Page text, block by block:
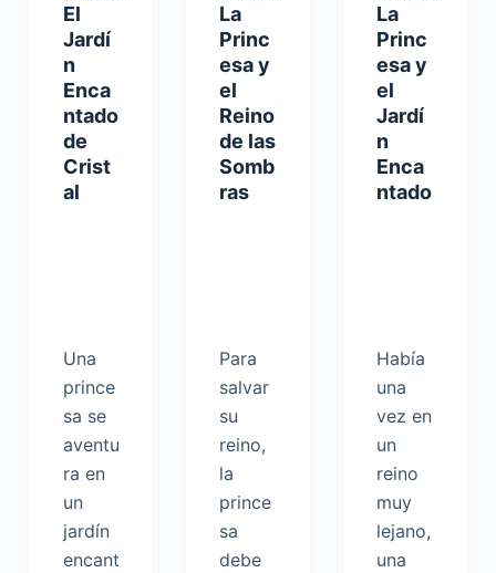
El
Jardí
n
Enca
ntado
de
Crist
al
Una
prince
sa se
aventu
ra en
un
jardín
encant
La
Princ
esa y
el
Reino
de las
Somb
ras
Para
salvar
su
reino,
la
prince
sa
debe
La
Princ
esa y
el
Jardí
n
Enca
ntado
Había
una
vez en
un
reino
muy
lejano,
una